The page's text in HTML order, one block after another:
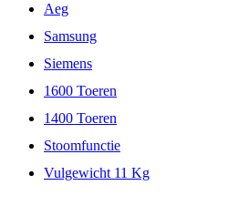
Aeg
Samsung
Siemens
1600 Toeren
1400 Toeren
Stoomfunctie
Vulgewicht 11 Kg